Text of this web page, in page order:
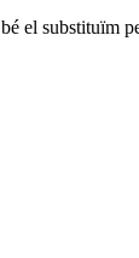
el substituïm